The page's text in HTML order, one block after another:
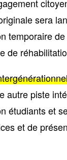
sera
temporaire
de
autre piste
étudiants et
et de